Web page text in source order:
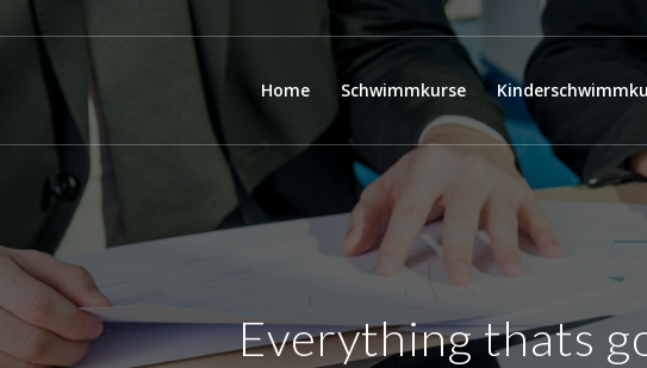
Home Schwimmkurse
Everything thats